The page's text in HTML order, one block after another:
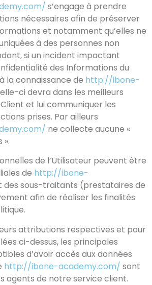
s’engage à prendre
nécessaires afin de préserver
et notamment qu’elles ne
à des personnes non
si un incident impactant
des Informations du
la connaissance de http://ibone-
ci devra dans les meilleurs
et lui communiquer les
prises. Par ailleurs
ne collecte aucune «
».
de l’Utilisateur peuvent être
de http://ibone-
des sous-traitants (prestataires de
afin de réaliser les finalités
attributions respectives et pour
ci-dessus, les principales
d’avoir accès aux données
http://ibone-academy.com/ sont
agents de notre service client.